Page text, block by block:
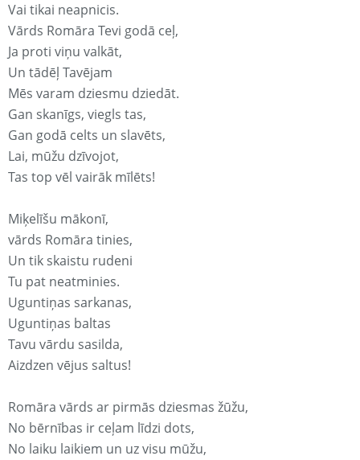
Vai tikai neapnicis.
Vārds Romāra Tevi godā ceļ,
Ja proti viņu valkāt,
Un tādēļ Tavējam
Mēs varam dziesmu dziedāt.
Gan skanīgs, viegls tas,
Gan godā celts un slavēts,
Lai, mūžu dzīvojot,
Tas top vēl vairāk mīlēts!
Miķelīšu mākonī,
vārds Romāra tinies,
Un tik skaistu rudeni
Tu pat neatminies.
Uguntiņas sarkanas,
Uguntiņas baltas
Tavu vārdu sasilda,
Aizdzen vējus saltus!
Romāra vārds ar pirmās dziesmas žūžu,
No bērnības ir ceļam līdzi dots,
No laiku laikiem un uz visu mūžu,